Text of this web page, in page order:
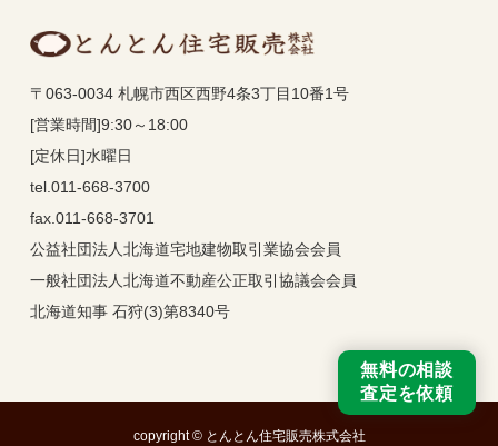
無料の相談
査定を依頼
〒063-0034 札幌市西区西野4条3丁目10番1号
[営業時間]9:30～18:00
[定休日]水曜日
tel.011-668-3700
fax.011-668-3701
公益社団法人北海道宅地建物取引業協会会員
一般社団法人北海道不動産公正取引協議会会員
北海道知事 石狩(3)第8340号
copyright © とんとん住宅販売株式会社